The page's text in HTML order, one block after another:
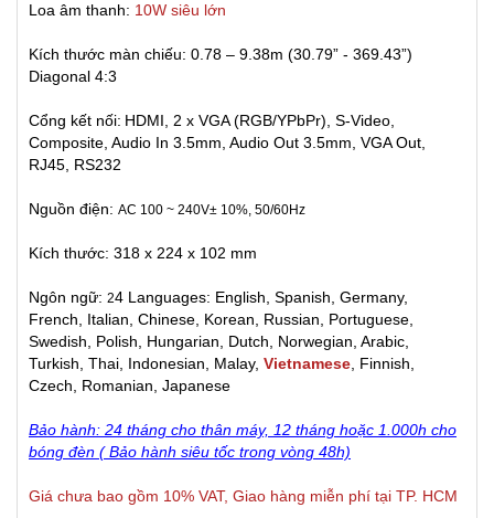
Loa âm thanh: 10W siêu lớn
Kích thước màn chiếu: 0.78 – 9.38m (30.79” - 369.43”)
Diagonal 4:3
Cổng kết nối: HDMI, 2 x VGA (RGB/YPbPr), S-Video,
Composite, Audio In 3.5mm, Audio Out 3.5mm, VGA Out,
RJ45, RS232
Nguồn điện: AC 100 ~ 240V± 10%, 50/60Hz
Kích thước: 318 x 224 x 102 mm
Ngôn ngữ: 24 Languages: English, Spanish, Germany,
French, Italian, Chinese, Korean, Russian, Portuguese,
Swedish, Polish, Hungarian, Dutch, Norwegian, Arabic,
Turkish, Thai, Indonesian, Malay, Vietnamese , Finnish,
Czech, Romanian, Japanese
Bảo hành: 24 tháng cho thân máy, 12 tháng hoặc 1.000h cho
bóng đèn ( Bảo hành siêu tốc trong vòng 48h)
Giá chưa bao gồm 10% VAT, Giao hàng miễn phí tại TP. HCM